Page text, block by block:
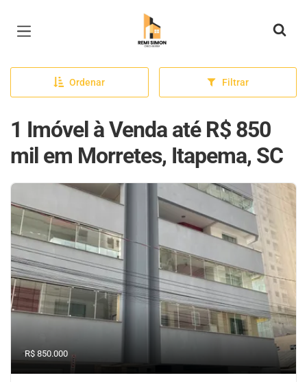
Página inicial
Ordenar Filtrar
1 Imóvel à Venda até R$ 850
mil em Morretes, Itapema, SC
R$ 850.000